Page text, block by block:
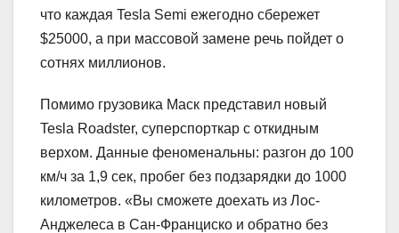
что каждая Tesla Semi ежегодно сбережет
$25000, а при массовой замене речь пойдет о
сотнях миллионов.
Помимо грузовика Маск представил новый
Tesla Roadster, суперспорткар с откидным
верхом. Данные феноменальны: разгон до 100
км/ч за 1,9 сек, пробег без подзарядки до 1000
километров. «Вы сможете доехать из Лос-
Анджелеса в Сан-Франциско и обратно без